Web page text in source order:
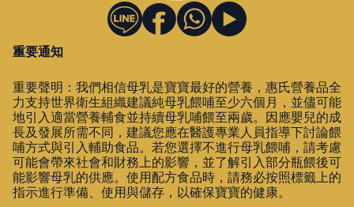
重要通知
重要聲明：我們相信母乳是寶寶最好的營養，惠氏營養品全
力支持世界衛生組織建議純母乳餵哺至少六個月，並儘可能
地引入適當營養輔食並持續母乳哺餵至兩歲。因應嬰兒的成
長及發展所需不同，建議您應在醫護專業人員指導下討論餵
哺方式與引入輔助食品。若您選擇不進行母乳餵哺，請考慮
可能會帶來社會和財務上的影響，並了解引入部分瓶餵後可
能影響母乳的供應。使用配方食品時，請務必按照標籤上的
指示進行準備、使用與儲存，以確保寶寶的健康。